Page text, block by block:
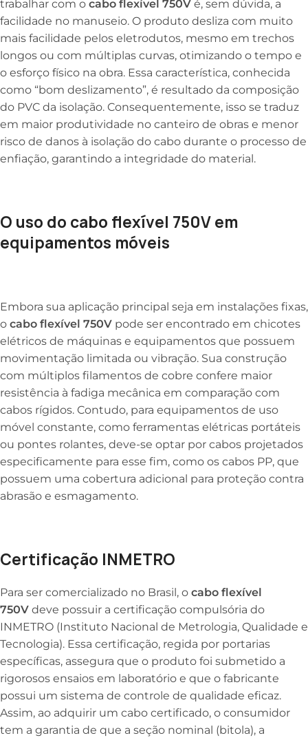
trabalhar com o cabo flexível 750V é, sem dúvida, a
facilidade no manuseio. O produto desliza com muito
mais facilidade pelos eletrodutos, mesmo em trechos
longos ou com múltiplas curvas, otimizando o tempo e
o esforço físico na obra. Essa característica, conhecida
como “bom deslizamento”, é resultado da composição
do PVC da isolação. Consequentemente, isso se traduz
em maior produtividade no canteiro de obras e menor
risco de danos à isolação do cabo durante o processo de
enfiação, garantindo a integridade do material.
O uso do cabo flexível 750V em
equipamentos móveis
Embora sua aplicação principal seja em instalações fixas,
o cabo flexível 750V pode ser encontrado em chicotes
elétricos de máquinas e equipamentos que possuem
movimentação limitada ou vibração. Sua construção
com múltiplos filamentos de cobre confere maior
resistência à fadiga mecânica em comparação com
cabos rígidos. Contudo, para equipamentos de uso
móvel constante, como ferramentas elétricas portáteis
ou pontes rolantes, deve-se optar por cabos projetados
especificamente para esse fim, como os cabos PP, que
possuem uma cobertura adicional para proteção contra
abrasão e esmagamento.
Certificação INMETRO
Para ser comercializado no Brasil, o cabo flexível
750V deve possuir a certificação compulsória do
INMETRO (Instituto Nacional de Metrologia, Qualidade e
Tecnologia). Essa certificação, regida por portarias
específicas, assegura que o produto foi submetido a
rigorosos ensaios em laboratório e que o fabricante
possui um sistema de controle de qualidade eficaz.
Assim, ao adquirir um cabo certificado, o consumidor
tem a garantia de que a seção nominal (bitola), a